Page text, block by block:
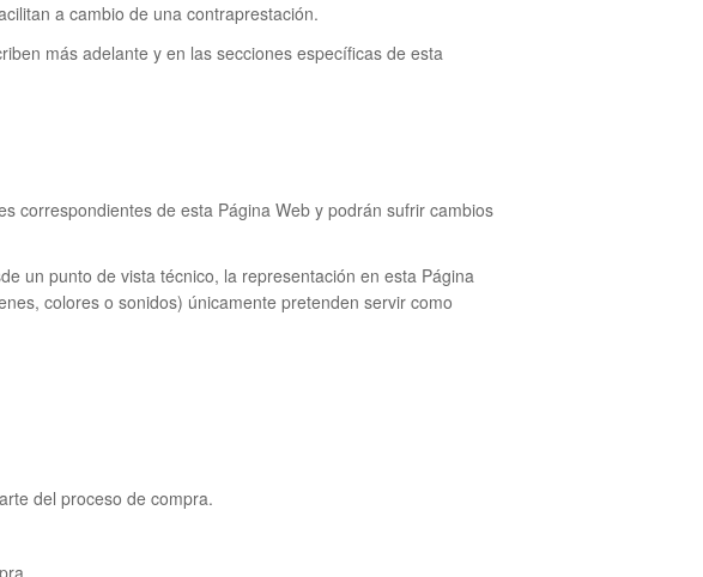
a cambio de una contraprestación.
más adelante y en las secciones específicas de esta
correspondientes de esta Página Web y podrán sufrir cambios
un punto de vista técnico, la representación en esta Página
colores o sonidos) únicamente pretenden servir como
del proceso de compra.